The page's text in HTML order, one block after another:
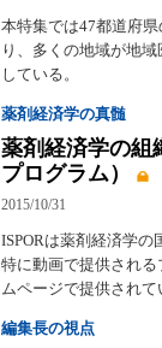
本特集では47都道府
り、多くの地域が地
している。
薬剤経済学の真髄
薬剤経済学の
プログラム）
2015/10/31
ISPORは薬剤経済学の
特に動画で提供され
ムページで提供されて
編集長の視点